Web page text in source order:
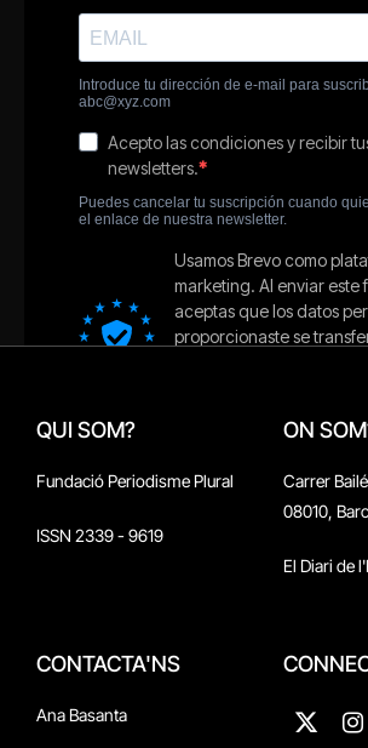
QUI SOM?
Fundació Periodisme Plural
ISSN 2339 - 9619
ON
Carrer
08010,
El Diari de
CONTACTA'NS
Ana Basanta
X